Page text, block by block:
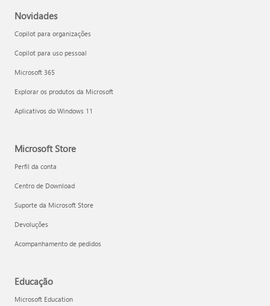
Novidades
Copilot para organizações
Copilot para uso pessoal
Microsoft 365
Explorar os produtos da Microsoft
Aplicativos do Windows 11
Microsoft Store
Perfil da conta
Centro de Download
Suporte da Microsoft Store
Devoluções
Acompanhamento de pedidos
Educação
Microsoft Education